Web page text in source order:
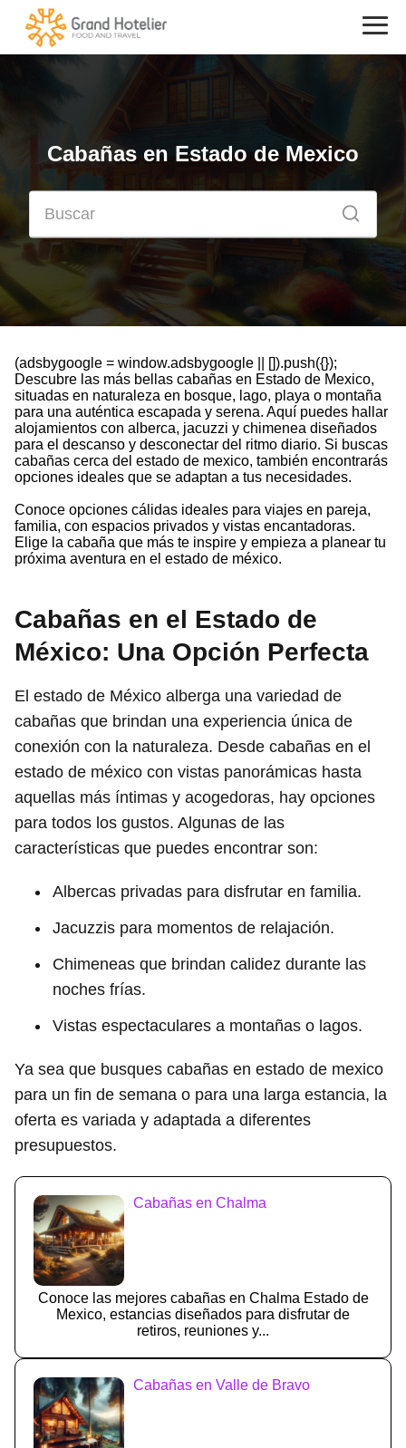
Cabañas en Estado de Mexico
(adsbygoogle = window.adsbygoogle || []).push({});
Descubre las más bellas cabañas en Estado de Mexico,
situadas en naturaleza en bosque, lago, playa o montaña
para una auténtica escapada y serena. Aquí puedes hallar
alojamientos con alberca, jacuzzi y chimenea diseñados
para el descanso y desconectar del ritmo diario. Si buscas
cabañas cerca del estado de mexico, también encontrarás
opciones ideales que se adaptan a tus necesidades.
Conoce opciones cálidas ideales para viajes en pareja,
familia, con espacios privados y vistas encantadoras.
Elige la cabaña que más te inspire y empieza a planear tu
próxima aventura en el estado de méxico.
Cabañas en el Estado de
México: Una Opción Perfecta
El estado de México alberga una variedad de
cabañas que brindan una experiencia única de
conexión con la naturaleza. Desde cabañas en el
estado de méxico con vistas panorámicas hasta
aquellas más íntimas y acogedoras, hay opciones
para todos los gustos. Algunas de las
características que puedes encontrar son:
Albercas privadas para disfrutar en familia.
Jacuzzis para momentos de relajación.
Chimeneas que brindan calidez durante las
noches frías.
Vistas espectaculares a montañas o lagos.
Ya sea que busques cabañas en estado de mexico
para un fin de semana o para una larga estancia, la
oferta es variada y adaptada a diferentes
presupuestos.
Cabañas en Chalma
Conoce las mejores cabañas en Chalma Estado de
Mexico, estancias diseñados para disfrutar de
retiros, reuniones y...
Cabañas en Valle de Bravo